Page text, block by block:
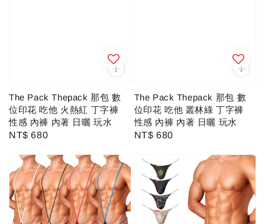
The Pack Thepack 那包 數
位印花 吃他 火熱紅 丁字褲
性感 內褲 內著 日曬 玩水
Regular
NT$ 680
The Pack Thepack 那包 數
位印花 吃他 叢林綠 丁字褲
性感 內褲 內著 日曬 玩水
Regular
NT$ 680